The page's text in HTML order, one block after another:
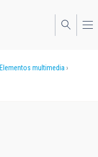
Elementos multimedia